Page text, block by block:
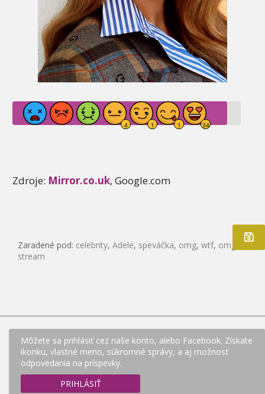
Zdroje: Mirror.co.uk, Google.com
Zaradené pod: celebrity, Adele, speváčka, omg, wtf, omg!
live
stream
Môžete sa prihlásiť cez naše konto, alebo Facebook. Získate
ikonku, vlastné meno, súkromné správy, a aj možnosť
odpovedania na príspevky.
PRIHLÁSIŤ